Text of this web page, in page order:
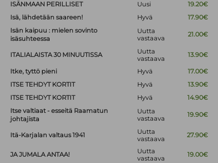
ISÄNMAAN PERILLISET
Uusi
19.20€
Isä, lähdetään saareen!
Hyvä
17.90€
Isän kaipuu : mielen sovinto
isäsuhteessa
Uutta
vastaava
21.00€
ITALIALAISTA 30 MINUUTISSA
Uutta
vastaava
13.90€
Itke, tyttö pieni Hyvä
17.00€
ITSE TEHDYT KORTIT
Hyvä
13.90€
ITSE TEHDYT KORTIT
Hyvä
14.90€
Itse valtiaat - esseitä Raamatun
johtajista
Uutta
vastaava
19.90€
Itä-Karjalan valtaus 1941
Uutta
vastaava
27.90€
JA JUMALA ANTAA!
Uutta
vastaava
19.00€